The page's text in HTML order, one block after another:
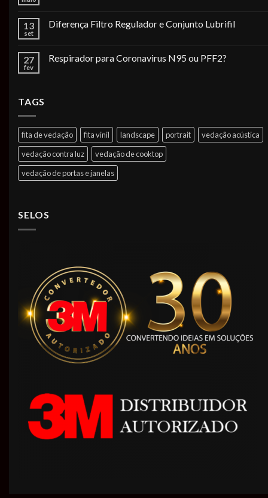
13
set
Diferença Filtro Regulador e Conjunto Lubrifil
27
fev
Respirador para Coronavirus N95 ou PFF2?
TAGS
fita de vedação fita vinil landscape portrait
vedação acústica
vedação contra luz
vedação de cooktop
vedação de portas e janelas
SELOS